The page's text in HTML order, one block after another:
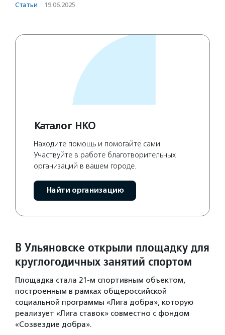
Статьи · 19.06.2025
Каталог НКО
Находите помощь и помогайте сами.
Участвуйте в работе благотворительных
организаций в вашем городе.
Найти организацию
В Ульяновске открыли площадку для
круглогодичных занятий спортом
Площадка стала 21-м спортивным объектом,
построенным в рамках общероссийской
социальной программы «Лига добра», которую
реализует «Лига ставок» совместно с фондом
«Созвездие добра».